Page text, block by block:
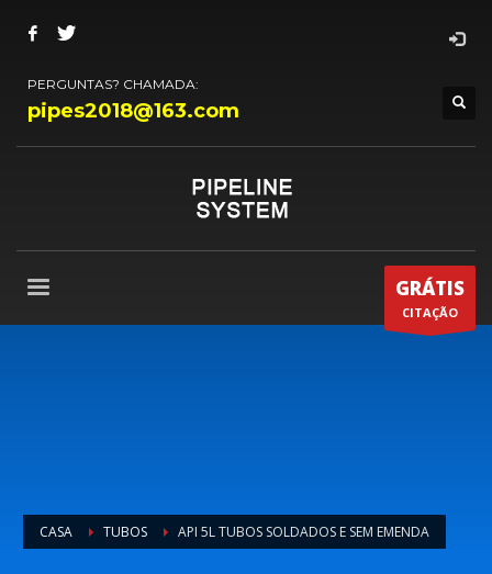
PERGUNTAS? CHAMADA:
pipes2018@163.com
GRÁTIS
CITAÇÃO
CASA TUBOS API 5L TUBOS SOLDADOS E SEM EMENDA